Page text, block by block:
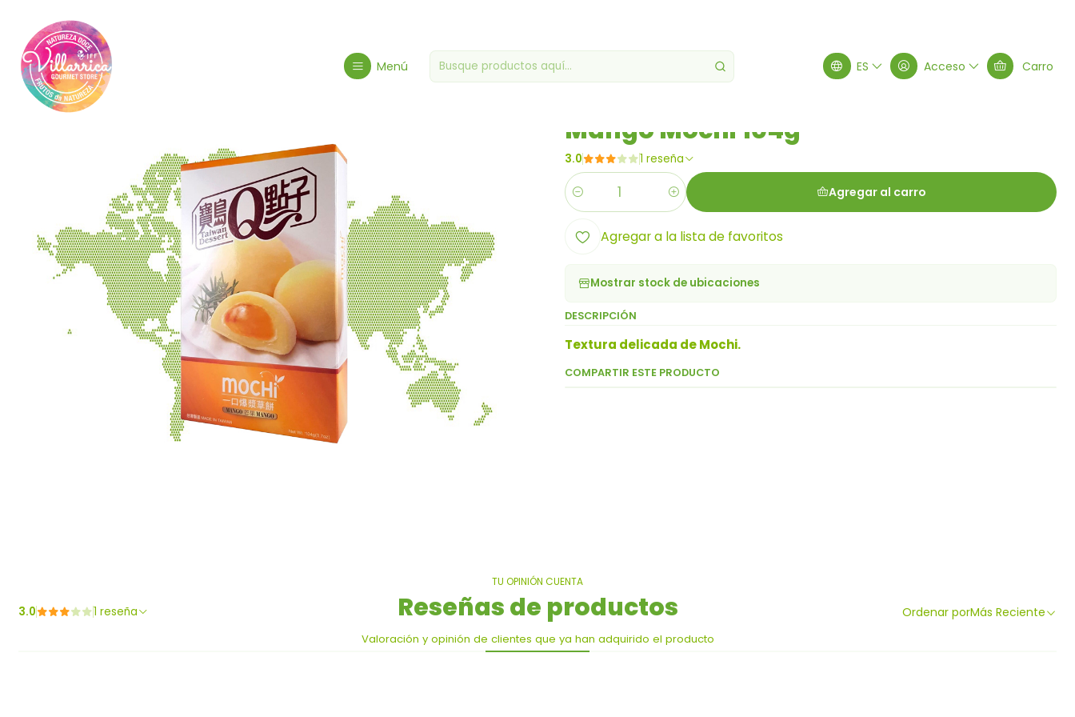
Menú ES Acceso Carro
Mango Mochi 104g
3.0 1 reseña
Cantidad Agregar al carro
Agregar a la lista de favoritos
Mostrar stock de ubicaciones
DESCRIPCIÓN
Textura delicada de Mochi.
COMPARTIR ESTE PRODUCTO
TU OPINIÓN CUENTA
Reseñas de productos
Valoración y opinión de clientes que ya han adquirido el producto
3.0 1 reseña Ordenar porMás Reciente